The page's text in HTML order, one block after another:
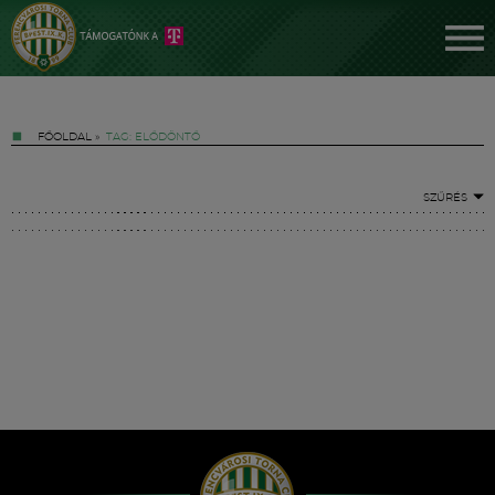
FŐOLDAL » TAG: ELŐDÖNTŐ
SZŰRÉS
Hírek